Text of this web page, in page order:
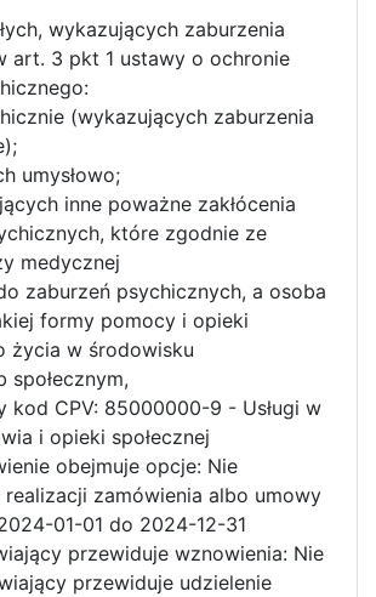
wykazujących zaburzenia
art. 3 pkt 1 ustawy o ochronie
(wykazujących zaburzenia
umysłowo;
inne poważne zakłócenia
które zgodnie ze
medycznej
zaburzeń psychicznych, a osoba
formy pomocy i opieki
życia w środowisku
społecznym,
kod CPV: 85000000-9 - Usługi w
i opieki społecznej
obejmuje opcje: Nie
realizacji zamówienia albo umowy
01-01 do 2024-12-31
przewiduje wznowienia: Nie
przewiduje udzielenie